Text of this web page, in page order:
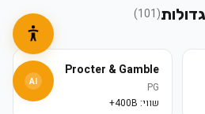
(
101
)
Procter & Gamble
PG
שווי: 400B+
AI